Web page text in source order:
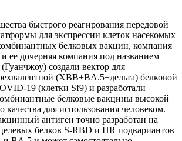
быстрого реагирования передовой
для экспрессии клеток насекомых
белковых вакцин, компания
ее дочерняя компания под названием
создали вектор для
(XBB+BA.5+дельта) белковой
19 (клетки Sf9) и разработали
белковые вакцины высокой
качества для использования человеком.
антиген точно разработан на
белков S-RBD и HR подвариантов